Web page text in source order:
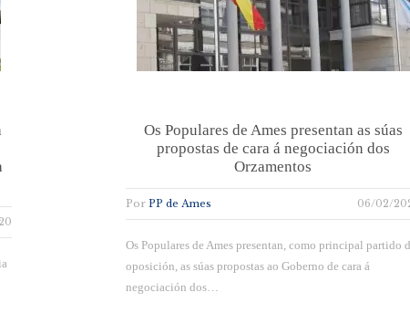
Os Populares de Ames presentan as súas
propostas de cara á negociación dos
Orzamentos
Por PP de Ames 06/02/
Os Populares de Ames presentan, como principal partido
oposición, as súas propostas ao Goberno de cara á
negociación dos…